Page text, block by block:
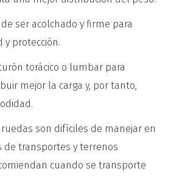
ser acolchado y firme para
y protección.
torácico o lumbar para
mejor la carga y, por tanto,
son difíciles de manejar en
de transportes y terrenos
cuando se transporte